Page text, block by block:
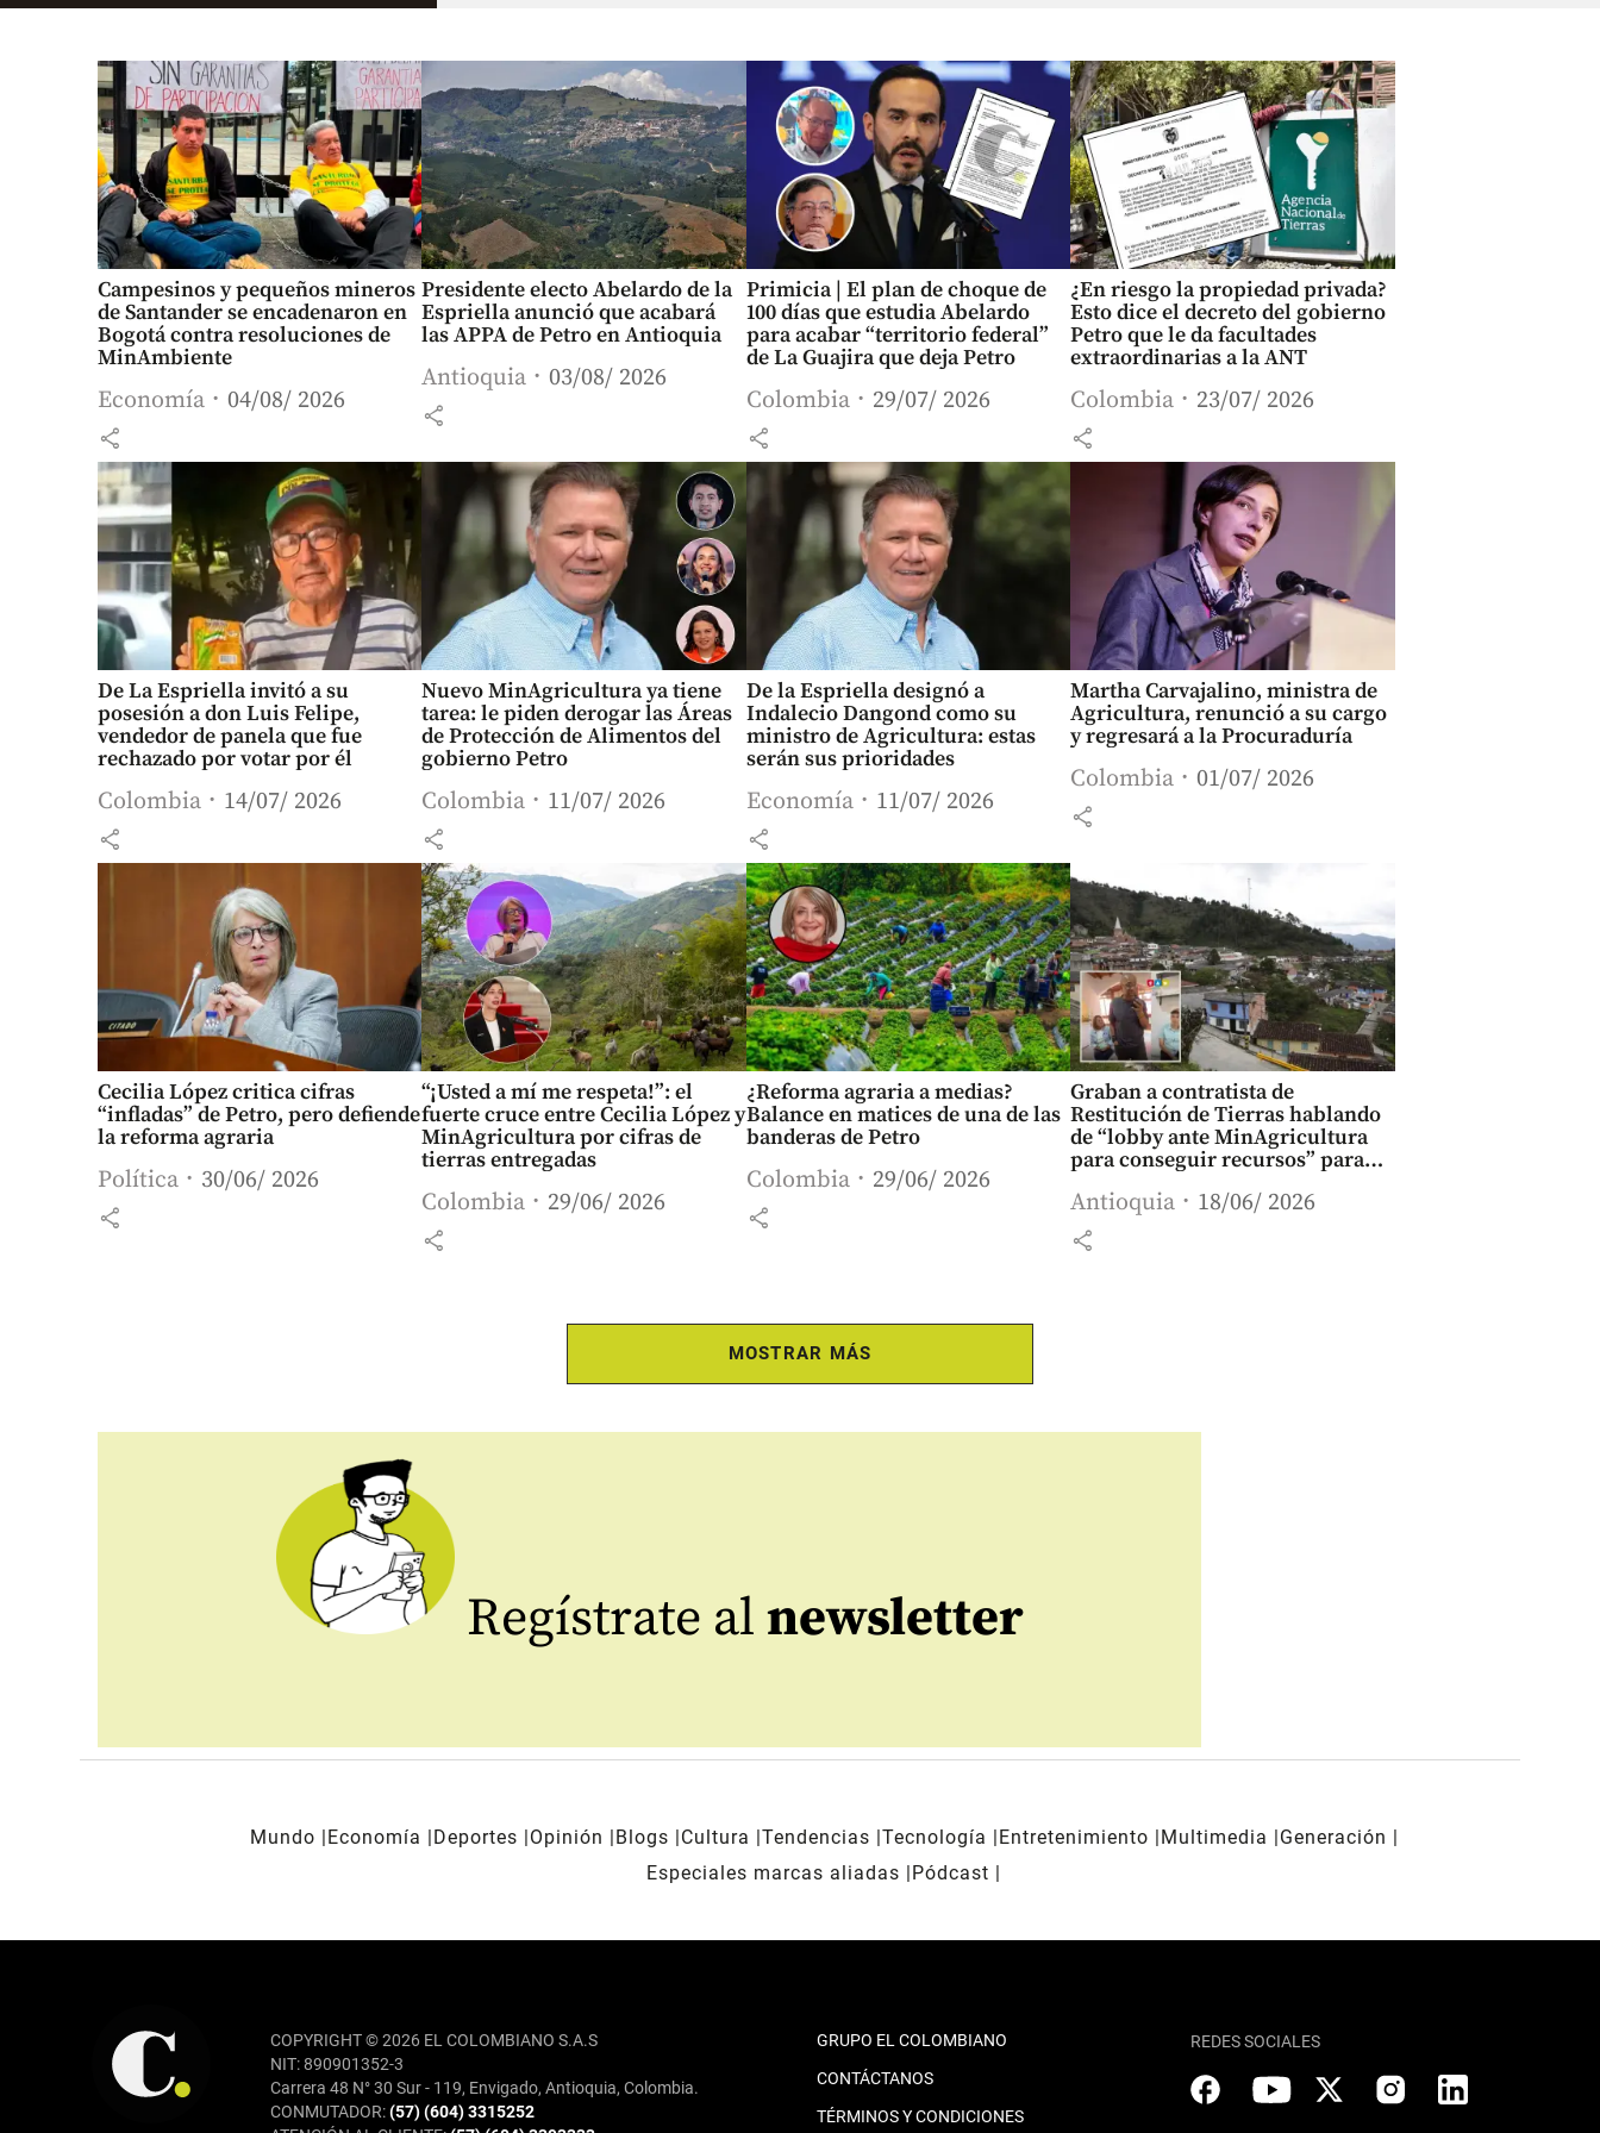
Campesinos y pequeños mineros
de Santander se encadenaron en
Bogotá contra resoluciones de
MinAmbiente
Economía 04/08/ 2026
share
Presidente electo Abelardo de la
Espriella anunció que acabará
las APPA de Petro en Antioquia
Antioquia 03/08/ 2026
share
Primicia | El plan de choque de
100 días que estudia Abelardo
para acabar “territorio federal”
de La Guajira que deja Petro
Colombia 29/07/ 2026
share
¿En riesgo la propiedad privada?
Esto dice el decreto del gobierno
Petro que le da facultades
extraordinarias a la ANT
Colombia 23/07/ 2026
share
De La Espriella invitó a su
posesión a don Luis Felipe,
vendedor de panela que fue
rechazado por votar por él
Colombia 14/07/ 2026
share
Nuevo MinAgricultura ya tiene
tarea: le piden derogar las Áreas
de Protección de Alimentos del
gobierno Petro
Colombia 11/07/ 2026
share
De la Espriella designó a
Indalecio Dangond como su
ministro de Agricultura: estas
serán sus prioridades
Economía 11/07/ 2026
share
Martha Carvajalino, ministra de
Agricultura, renunció a su cargo
y regresará a la Procuraduría
Colombia 01/07/ 2026
share
Cecilia López critica cifras
“infladas” de Petro, pero defiende
la reforma agraria
Política 30/06/ 2026
share
“¡Usted a mí me respeta!”: el
fuerte cruce entre Cecilia López y
MinAgricultura por cifras de
tierras entregadas
Colombia 29/06/ 2026
share
¿Reforma agraria a medias?
Balance en matices de una de las
banderas de Petro
Colombia 29/06/ 2026
share
Graban a contratista de
Restitución de Tierras hablando
de “lobby ante MinAgricultura
para conseguir recursos” para
Antioquia 18/06/ 2026
share
MOSTRAR MÁS
Regístrate al newsletter
Mundo Economía Deportes Opinión Blogs Cultura Tendencias Tecnología Entretenimiento Multimedia
Generación
Especiales marcas aliadas
Pódcast
COPYRIGHT © 2026 EL COLOMBIANO S.A.S
NIT: 890901352-3
Carrera 48 N° 30 Sur - 119, Envigado, Antioquia, Colombia.
CONMUTADOR:(57) (604) 3315252
GRUPO EL COLOMBIANO
CONTÁCTANOS
TÉRMINOS Y CONDICIONES
REDES SOCIALES